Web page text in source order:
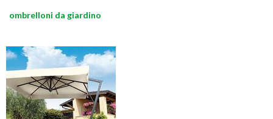
ombrelloni da giardino